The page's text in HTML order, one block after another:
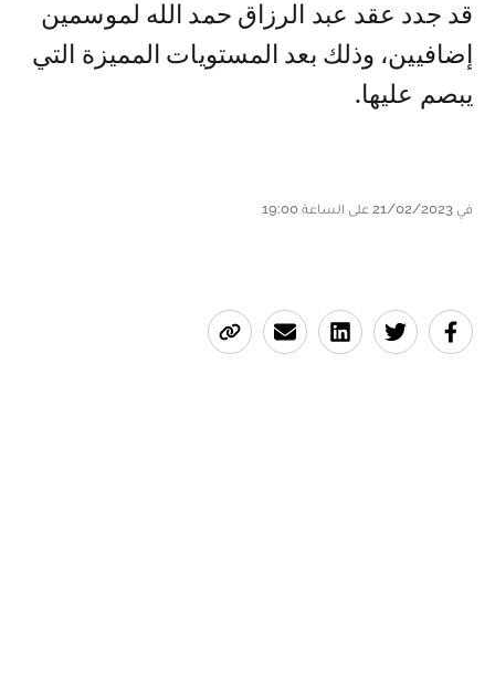
قد جدد عقد عبد الرزاق حمد الله لموسمين
إضافيين، وذلك بعد المستويات المميزة التي
يبصم عليها.
في 21/02/2023 على الساعة 19:00